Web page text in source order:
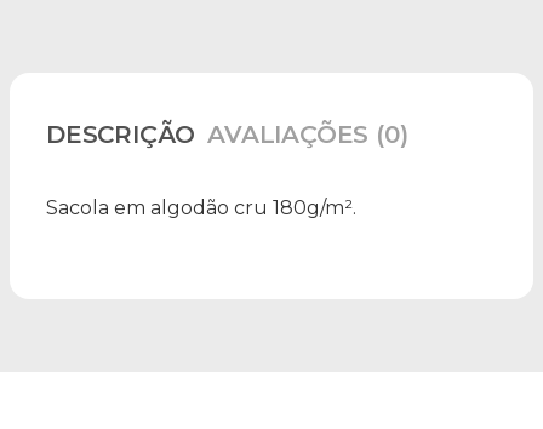
DESCRIÇÃO AVALIAÇÕES (0)
Sacola em algodão cru 180g/m².